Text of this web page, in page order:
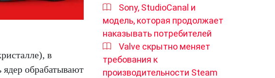
в
обрабатывают
Sony, StudioCanal и
модель, которая продолжает
наказывать потребителей
Valve скрытно меняет
требования к
производительности Steam